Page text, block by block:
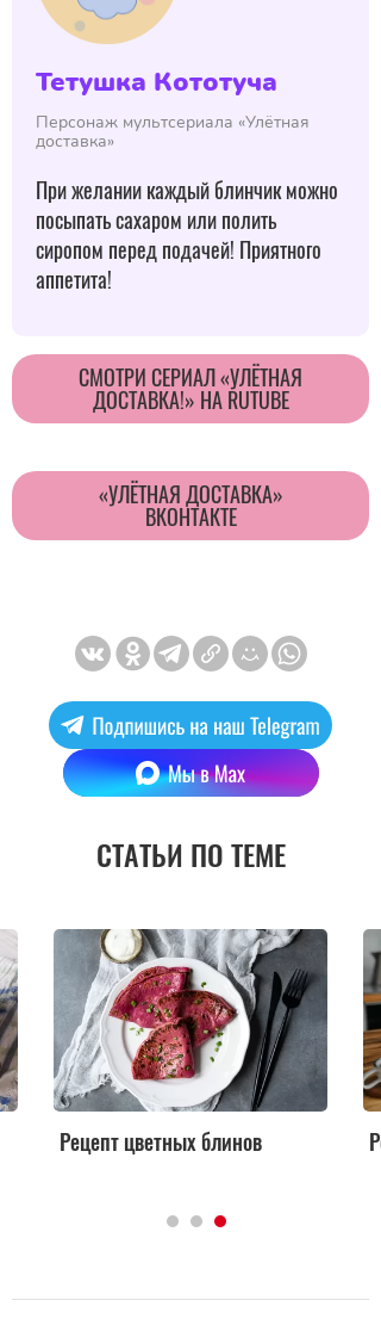
Тетушка Кототуча
Персонаж мультсериала «Улётная
доставка»
При желании каждый блинчик можно
посыпать сахаром или полить
сиропом перед подачей! Приятного
аппетита!
CМОТРИ СЕРИАЛ «УЛЁТНАЯ
ДОСТАВКА!» НА RUTUBE
«УЛЁТНАЯ ДОСТАВКА»
ВКОНТАКТЕ
СТАТЬИ ПО ТЕМЕ
Рецепт цветных блинов